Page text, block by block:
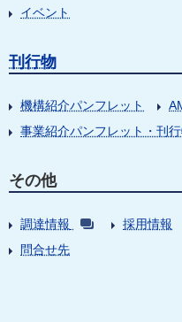
イベント
刊行物
機構紹介パンフレット
事業紹介パンフレット・刊
その他
調達情報 採用情報
問合せ先